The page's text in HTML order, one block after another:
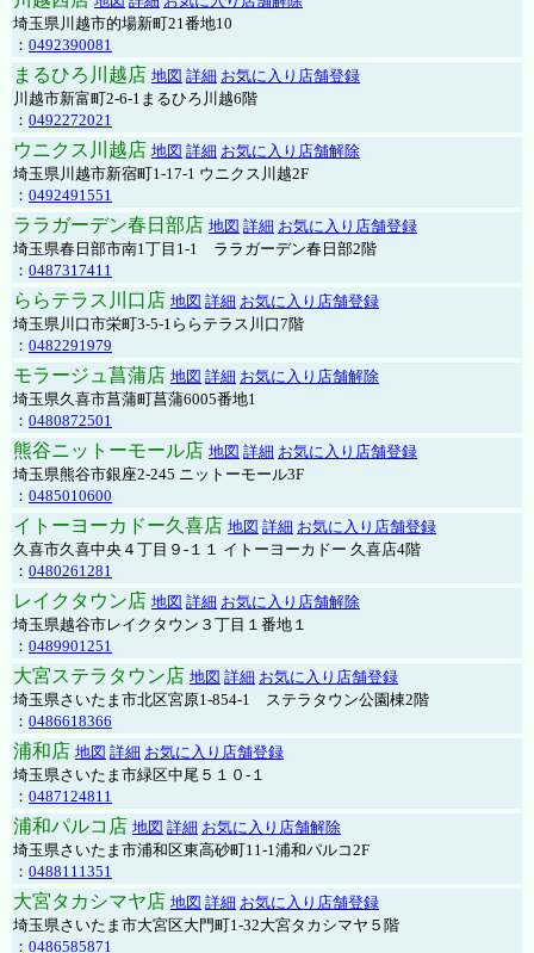
埼玉県川越市的場新町21番地10
： 0492390081
まるひろ川越店 地図 詳細 お気に入り店舗登録
川越市新富町2-6-1まるひろ川越6階
： 0492272021
ウニクス川越店 地図 詳細 お気に入り店舗解除
埼玉県川越市新宿町1-17-1 ウニクス川越2F
： 0492491551
ララガーデン春日部店 地図 詳細 お気に入り店舗登録
埼玉県春日部市南1丁目1-1 ララガーデン春日部2階
： 0487317411
ららテラス川口店 地図 詳細 お気に入り店舗登録
埼玉県川口市栄町3-5-1ららテラス川口7階
： 0482291979
モラージュ菖蒲店 地図 詳細 お気に入り店舗解除
埼玉県久喜市菖蒲町菖蒲6005番地1
： 0480872501
熊谷ニットーモール店 地図 詳細 お気に入り店舗登録
埼玉県熊谷市銀座2-245 ニットーモール3F
： 0485010600
イトーヨーカドー久喜店 地図 詳細 お気に入り店舗登録
久喜市久喜中央４丁目９-１１ イトーヨーカドー 久喜店4階
： 0480261281
レイクタウン店 地図 詳細 お気に入り店舗解除
埼玉県越谷市レイクタウン３丁目１番地１
： 0489901251
大宮ステラタウン店 地図 詳細 お気に入り店舗登録
埼玉県さいたま市北区宮原1-854-1 ステラタウン公園棟2階
： 0486618366
浦和店 地図 詳細 お気に入り店舗登録
埼玉県さいたま市緑区中尾５１０-１
： 0487124811
浦和パルコ店 地図 詳細 お気に入り店舗解除
埼玉県さいたま市浦和区東高砂町11-1浦和パルコ2F
： 0488111351
大宮タカシマヤ店 地図 詳細 お気に入り店舗登録
埼玉県さいたま市大宮区大門町1-32大宮タカシマヤ５階
： 0486585871